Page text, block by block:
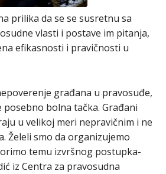
prilika da se se susretnu sa
vlasti i postave im pitanja,
efikasnosti i pravičnosti u
građana u pravosuđe,
bolna tačka. Građani
u velikoj meri nepravičnim i ne
Želeli smo da organizujemo
temu izvršnog postupka-
iz Centra za pravosudna